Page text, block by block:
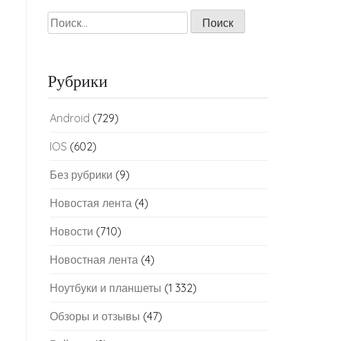
Найти:
Рубрики
Android (729)
IOS (602)
Без рубрики (9)
Новостая лента (4)
Новости (710)
Новостная лента (4)
Ноутбуки и планшеты (1 332)
Обзоры и отзывы (47)